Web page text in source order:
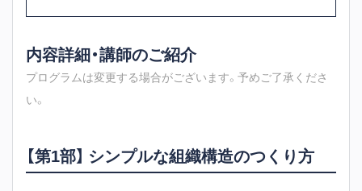
内容詳細・講師のご紹介
プログラムは変更する場合がございます。予めご了承くださ
い。
【第1部】 シンプルな組織構造のつくり方